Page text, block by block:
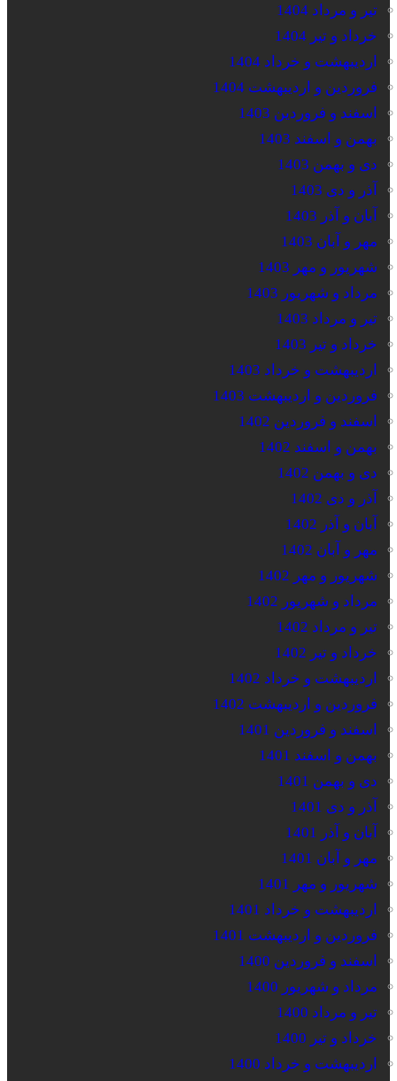
تیر و مرداد 1404
خرداد و تیر 1404
اردیبهشت و خرداد 1404
فروردین و اردیبهشت 1404
اسفند و فروردین 1403
بهمن و اسفند 1403
دی و بهمن 1403
آذر و دی 1403
آبان و آذر 1403
مهر و آبان 1403
شهریور و مهر 1403
مرداد و شهریور 1403
تیر و مرداد 1403
خرداد و تیر 1403
اردیبهشت و خرداد 1403
فروردین و اردیبهشت 1403
اسفند و فروردین 1402
بهمن و اسفند 1402
دی و بهمن 1402
آذر و دی 1402
آبان و آذر 1402
مهر و آبان 1402
شهریور و مهر 1402
مرداد و شهریور 1402
تیر و مرداد 1402
خرداد و تیر 1402
اردیبهشت و خرداد 1402
فروردین و اردیبهشت 1402
اسفند و فروردین 1401
بهمن و اسفند 1401
دی و بهمن 1401
آذر و دی 1401
آبان و آذر 1401
مهر و آبان 1401
شهریور و مهر 1401
اردیبهشت و خرداد 1401
فروردین و اردیبهشت 1401
اسفند و فروردین 1400
مرداد و شهریور 1400
تیر و مرداد 1400
خرداد و تیر 1400
اردیبهشت و خرداد 1400